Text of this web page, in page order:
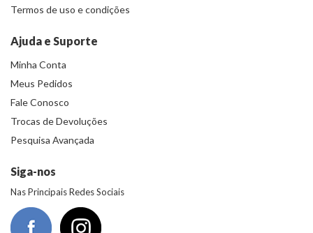
Termos de uso e condições
Ajuda e Suporte
Minha Conta
Meus Pedidos
Fale Conosco
Trocas de Devoluções
Pesquisa Avançada
Siga-nos
Nas Principais Redes Sociais